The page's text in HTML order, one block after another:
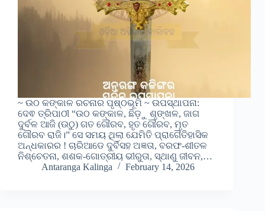
~ ଉଠ କଙ୍କାଳ ରଚନାର ପୃଷ୍ଠଭୂମି ~ ଉପସ୍ଥାପନା:
ଦେଵ ତ୍ରିପାଠୀ “ଉଠ କଙ୍କାଳ, ଛିଡ଼ୁ ଶୃଙ୍ଖଳ, ଜାଗ
ଦୁର୍ବଳ ଆଜି (ଉଠୁ) ଗତ ଗୌରବ, ହୃତ ଗୌରବ, ମୃତ
ଗୌରବ ରାଜି।” ସେ ସମୟ ଥିଲା ଯେମିତି ପ୍ରାଗୈତିହାସିକ
ଅନ୍ଧକାରର ! ଚାରିଆଡେ ଦୁର୍ବିସହ ଅଜ୍ଞତା, ବରଫ-ଶୀତଳ
ନିଶ୍ଚେତନା, ଶଶକ-ଗୋତ୍ରୀୟ ଭୀରୁତା, ସ୍ଥାଣୁ ଜୀବନ,…
Antaranga Kalinga
February 14, 2026